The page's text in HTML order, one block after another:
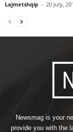
Lajmetshqip - 20 July,
Newsmag is your
provide you with the